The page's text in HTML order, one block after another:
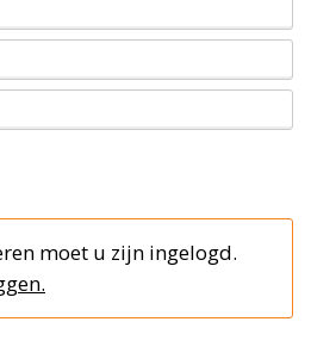
moet u zijn ingelogd.